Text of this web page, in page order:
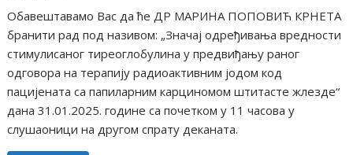
Обавештавамо Вас да ће ДР МАРИНА ПОПОВИЋ КРНЕТА
бранити рад под називом: „Значај одређивања вредности
стимулисаног тиреоглобулина у предвиђању раног
одговора на терапију радиоактивним јодом код
пацијената са папиларним карциномом штитасте жлезде“
дана 31.01.2025. године са почетком у 11 часова у
слушаоници на другом спрату деканата.